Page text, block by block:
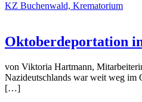
KZ Buchenwald, Krematorium
Oktoberdeportation
von Viktoria Hartmann,
Nazideutschlands war weit weg im
[…]